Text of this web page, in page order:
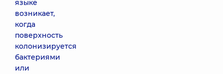
языке
возникает,
когда
поверхность
колонизируется
бактериями
или